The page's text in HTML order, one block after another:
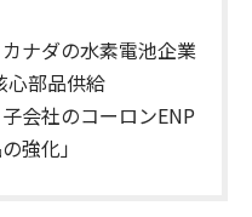
ナダの水素電池企業
心部品供給
会社のコーロンENP
強化」